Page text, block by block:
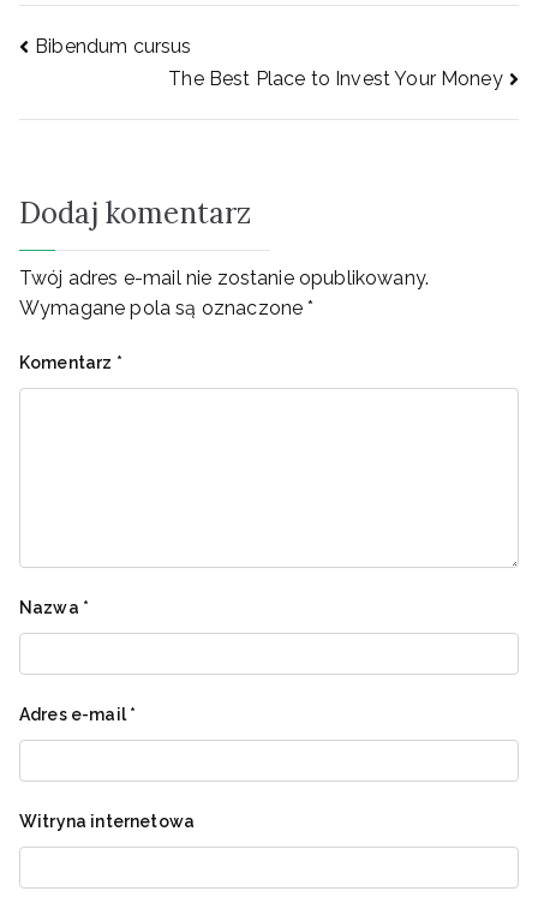
Nawigacja
Bibendum cursus
The Best Place to Invest Your Money
Dodaj komentarz
Twój adres e-mail nie zostanie opublikowany.
Wymagane pola są oznaczone*
Komentarz *
Nazwa *
Adres e-mail*
Witryna internetowa